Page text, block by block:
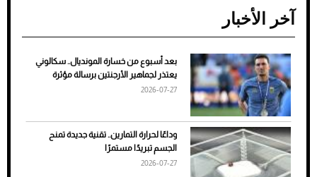
ضعف تبريد مكيف السيارة عند الوقوف.. أشهر
الأسباب والحلول
آخر الأخبار
بعد أسبوع من خسارة المونديال.. سكالوني
يعتذر لجماهير الأرجنتين برسالة مؤثرة
2026-07-27
وداعًا لحرارة التمارين.. تقنية جديدة تمنح
الجسم تبريدًا مستمرًا
2026-07-27